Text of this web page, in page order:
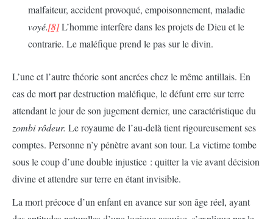
malfaiteur, accident provoqué, empoisonnement, maladie
voyé.[8] L’homme interfère dans les projets de Dieu et le
contrarie. Le maléfique prend le pas sur le divin.
L’une et l’autre théorie sont ancrées chez le même antillais. En
cas de mort par destruction maléfique, le défunt erre sur terre
attendant le jour de son jugement dernier, une caractéristique du
zombi rôdeur. Le royaume de l’au-delà tient rigoureusement ses
comptes. Personne n’y pénètre avant son tour. La victime tombe
sous le coup d’une double injustice : quitter la vie avant décision
divine et attendre sur terre en étant invisible.
La mort précoce d’un enfant en avance sur son âge réel, ayant